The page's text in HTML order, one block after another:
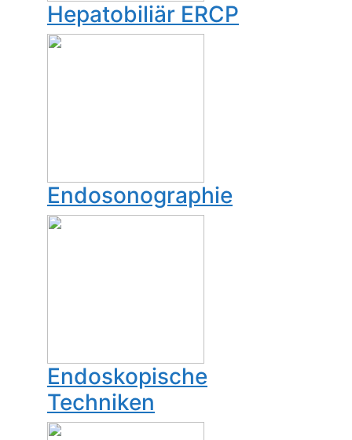
Hepatobiliär ERCP
Endosonographie
Endoskopische
Techniken